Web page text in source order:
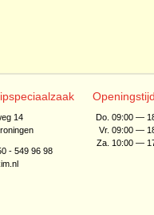
14
- 549 96 98
Do. 09:00 —
Vr. 09:00 —
Za. 10:00 —